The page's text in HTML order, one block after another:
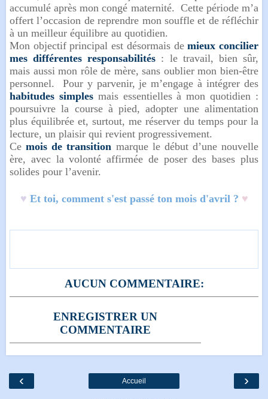
accumulé après mon congé maternité. Cette période m’a
offert l’occasion de reprendre mon souffle et de réfléchir
à un meilleur équilibre au quotidien.
Mon objectif principal est désormais demieux concilier
mes différentes responsabilités : le travail, bien sûr,
mais aussi mon rôle de mère, sans oublier mon bien-être
personnel. Pour y parvenir, je m’engage à intégrer des
habitudes simplesmais essentielles à mon quotidien :
poursuivre la course à pied, adopter une alimentation
plus équilibrée et, surtout, me réserver du temps pour la
lecture, un plaisir qui revient progressivement.
Cemois de transition marque le début d’une nouvelle
ère, avec la volonté affirmée de poser des bases plus
solides pour l’avenir.
♥ Et toi, comment s'est passé ton mois d'avril ? ♥
AUCUN COMMENTAIRE:
ENREGISTRER UN
COMMENTAIRE
‹ ›
Accueil